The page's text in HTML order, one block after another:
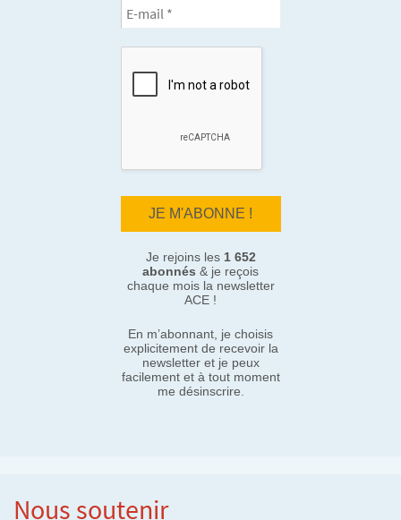
Je rejoins les 1 652
abonnés & je reçois
chaque mois la newsletter
ACE !
En m’abonnant, je choisis
explicitement de recevoir la
newsletter et je peux
facilement et à tout moment
me désinscrire.
Nous soutenir